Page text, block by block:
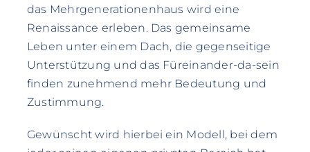
das Mehrgenerationenhaus wird eine
Renaissance erleben. Das gemeinsame
Leben unter einem Dach, die gegenseitige
Unterstützung und das Füreinander-da-sein
finden zunehmend mehr Bedeutung und
Zustimmung.
Gewünscht wird hierbei ein Modell, bei dem